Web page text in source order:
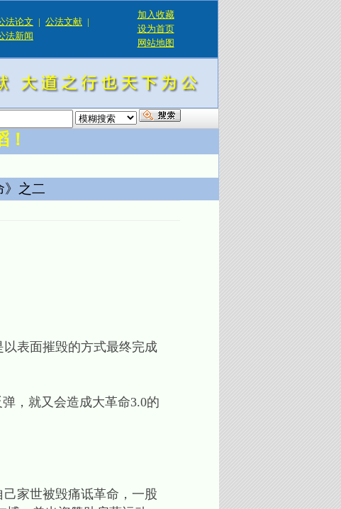
法论文 | 公法文献 |
法新闻
加入收藏
设为首页
网站地图
》之二
表面摧毁的方式最终完成
，就又会造成大革命3.0的
家世被毁痛诋革命，一股